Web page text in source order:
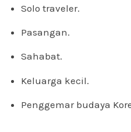
Solo traveler.
Pasangan.
Sahabat.
Keluarga kecil.
Penggemar budaya